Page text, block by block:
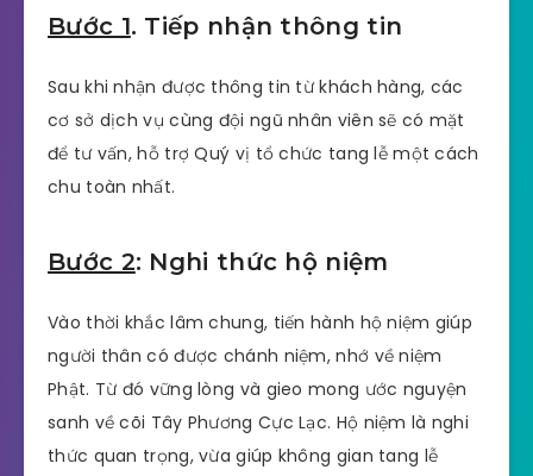
Bước 1. Tiếp nhận thông tin
Sau khi nhận được thông tin từ khách hàng, các
cơ sở dịch vụ cùng đội ngũ nhân viên sẽ có mặt
để tư vấn, hỗ trợ Quý vị tổ chức tang lễ một cách
chu toàn nhất.
Bước 2: Nghi thức hộ niệm
Vào thời khắc lâm chung, tiến hành hộ niệm giúp
người thân có được chánh niệm, nhớ về niệm
Phật. Từ đó vững lòng và gieo mong ước nguyện
sanh về cõi Tây Phương Cực Lạc. Hộ niệm là nghi
thức quan trọng, vừa giúp không gian tang lễ